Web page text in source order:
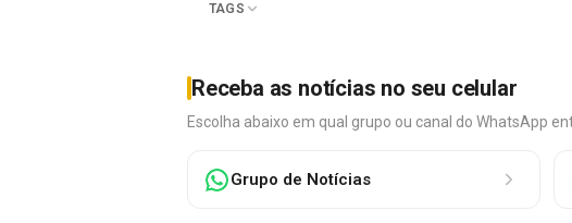
TAGS
Receba as notícias no seu celular
Escolha abaixo em qual grupo ou canal do WhatsApp
Grupo de Notícias